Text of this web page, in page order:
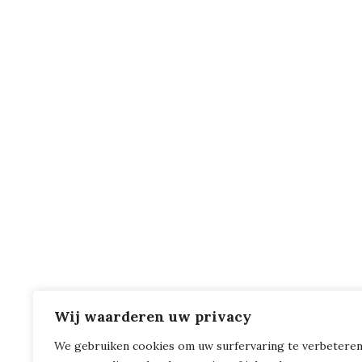
Wij waarderen uw privacy
We gebruiken cookies om uw surfervaring te